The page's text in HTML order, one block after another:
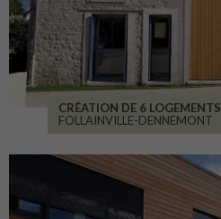
CRÉATION DE 6 LOGEMENTS
FOLLAINVILLE-DENNEMONT